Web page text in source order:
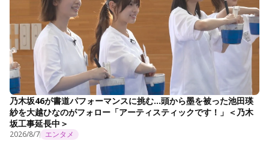
乃木坂46が書道パフォーマンスに挑む…頭から墨を被った池田瑛
紗を大越ひなのがフォロー「アーティスティックです！」＜乃木
坂工事延長中＞
2026/8/7 エンタメ